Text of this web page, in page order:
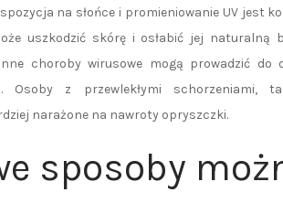
na słońce i promieniowanie UV jest
uszkodzić skórę i osłabić jej naturalną
choroby wirusowe mogą prowadzić do
Osoby z przewlekłymi schorzeniami,
narażone na nawroty opryszczki.
sposoby